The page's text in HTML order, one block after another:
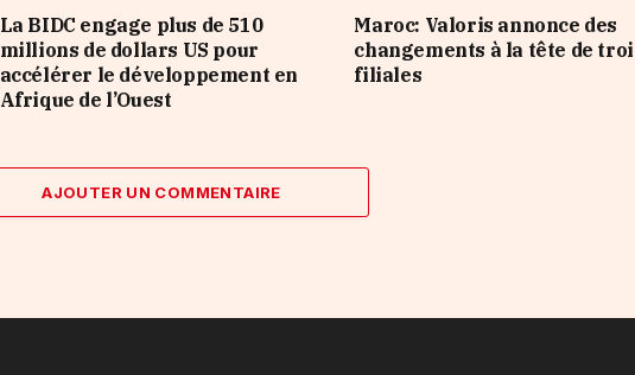
La BIDC engage plus de 510
millions de dollars US pour
accélérer le développement en
Afrique de l’Ouest
Maroc: Valoris annonce des
changements à la tête de
filiales
AJOUTER UN COMMENTAIRE